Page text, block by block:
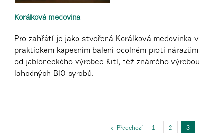
Korálková medovina
Pro zahřátí je jako stvořená Korálková medovinka v
praktickém kapesním balení odolném proti nárazům
od jabloneckého výrobce Kitl, též známého výrobou
lahodných BIO syrobů.
Předchozí 1 2 3